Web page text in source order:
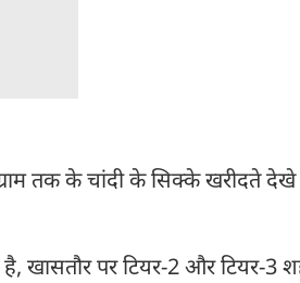
तक के चांदी के सिक्के खरीदते
खासतौर पर टियर-2 और टियर-3